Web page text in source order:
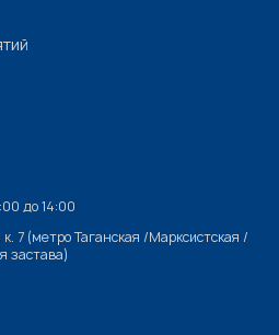
до 14:00
7 (метро Таганская /Марксистская /
застава)